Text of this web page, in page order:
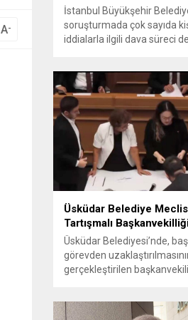
A-
İstanbul Büyükşehir
soruşturmada çok sayıda
iddialarla ilgili dava süreci
değerlendirdi. İnceleme
aralarında Ekrem
bulunduğu 53 tutuklu
hallerinin sürdürülmesine
İddialar ve değerlendirilen
Soruşturma kapsamında
yöneltilen...
Üsküdar Belediye
Tartışmalı
Üsküdar Belediyesi’nde,
görevden
gerçekleştirilen
oylamada usul ve gizlilikle